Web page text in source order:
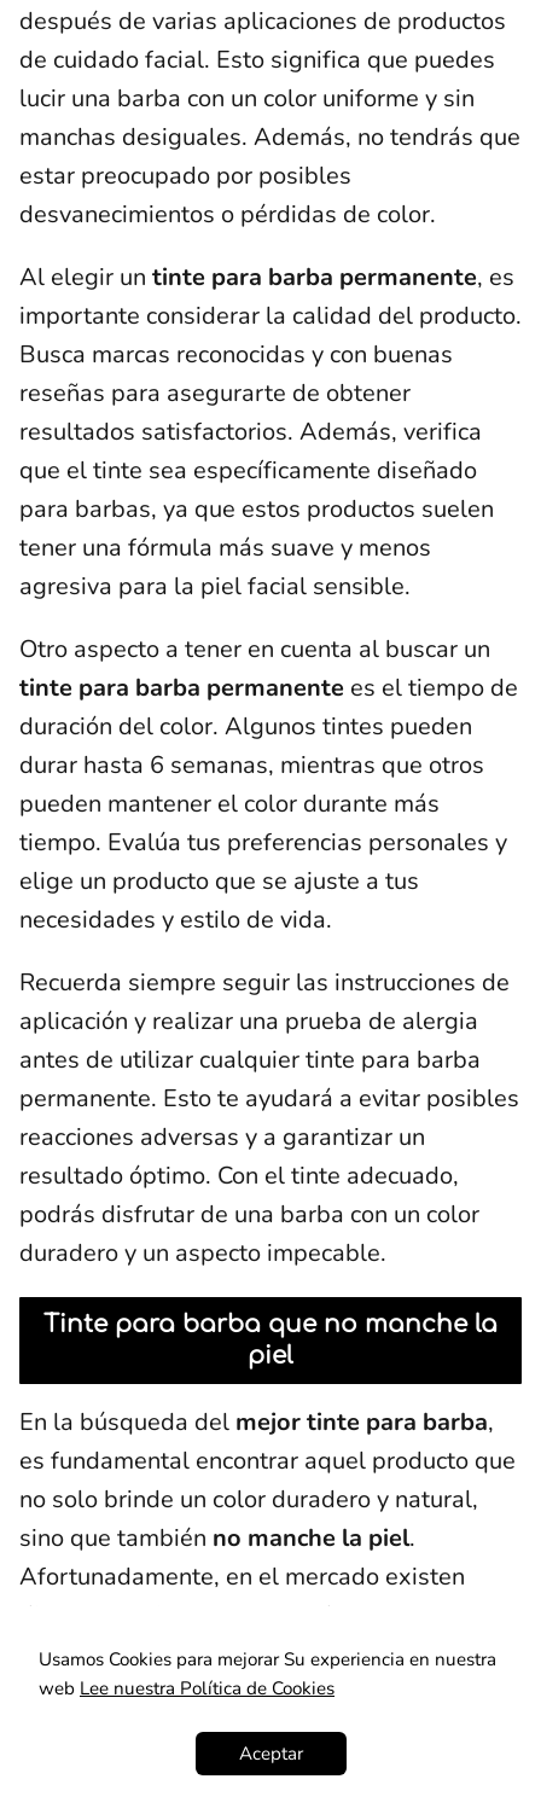
después de varias aplicaciones de productos
de cuidado facial. Esto significa que puedes
lucir una barba con un color uniforme y sin
manchas desiguales. Además, no tendrás que
estar preocupado por posibles
desvanecimientos o pérdidas de color.
Al elegir un tinte para barba permanente, es
importante considerar la calidad del producto.
Busca marcas reconocidas y con buenas
reseñas para asegurarte de obtener
resultados satisfactorios. Además, verifica
que el tinte sea específicamente diseñado
para barbas, ya que estos productos suelen
tener una fórmula más suave y menos
agresiva para la piel facial sensible.
Otro aspecto a tener en cuenta al buscar un
tinte para barba permanente es el tiempo de
duración del color. Algunos tintes pueden
durar hasta 6 semanas, mientras que otros
pueden mantener el color durante más
tiempo. Evalúa tus preferencias personales y
elige un producto que se ajuste a tus
necesidades y estilo de vida.
Recuerda siempre seguir las instrucciones de
aplicación y realizar una prueba de alergia
antes de utilizar cualquier tinte para barba
permanente. Esto te ayudará a evitar posibles
reacciones adversas y a garantizar un
resultado óptimo. Con el tinte adecuado,
podrás disfrutar de una barba con un color
duradero y un aspecto impecable.
Tinte para barba que no manche la
piel
En la búsqueda del mejor tinte para barba,
es fundamental encontrar aquel producto que
no solo brinde un color duradero y natural,
sino que también no manche la piel.
Afortunadamente, en el mercado existen
diversas opciones que cumplen con estas
características, permitiéndonos lucir una
barba impecable sin preocuparnos por
manchas indeseadas.
Usamos Cookies para mejorar Su experiencia en nuestra
web Lee nuestra Política de Cookies
Aceptar